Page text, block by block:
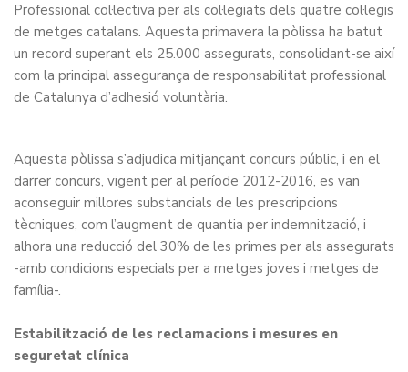
Professional col·lectiva per als col·legiats dels quatre col·legis
de metges catalans. Aquesta primavera la pòlissa ha batut
un record superant els 25.000 assegurats, consolidant-se així
com la principal assegurança de responsabilitat professional
de Catalunya d’adhesió voluntària.
Aquesta pòlissa s’adjudica mitjançant concurs públic, i en el
darrer concurs, vigent per al període 2012-2016, es van
aconseguir millores substancials de les prescripcions
tècniques, com l’augment de quantia per indemnització, i
alhora una reducció del 30% de les primes per als assegurats
-amb condicions especials per a metges joves i metges de
família-.
Estabilització de les reclamacions i mesures en
seguretat clínica